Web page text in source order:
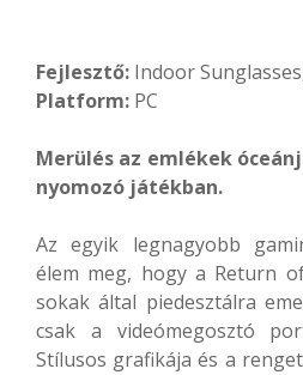
Fejlesztő: Indoor Sunglasses
Platform: PC
Merülés az emlékek
nyomozó játékban.
Az egyik legnagyobb
élem meg, hogy a Return
sokak által piedesztálra
csak a videómegosztó
Stílusos grafikája és a